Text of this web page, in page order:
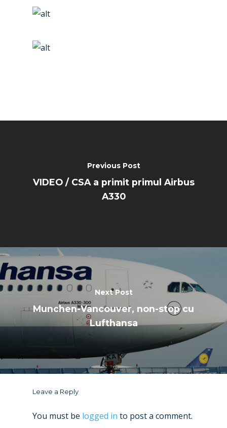
Previous Post
VIDEO / CSA a primit primul Airbus
A330
Next Post
Munchen-Vancouver, non-stop cu
Lufthansa
Leave a Reply
You must be logged in to post a comment.